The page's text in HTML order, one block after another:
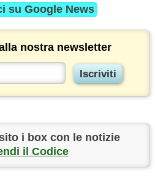
su Google News
nostra newsletter
i box con le notizie
il Codice